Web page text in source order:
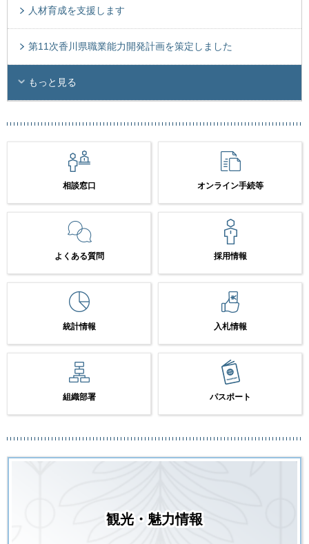
人材育成を支援します
第11次香川県職業能力開発計画を策定しました
もっと見る
相談窓口 オンライン手続等
よくある質問 採用情報
統計情報 入札情報
組織部署 パスポート
観光・魅力情報